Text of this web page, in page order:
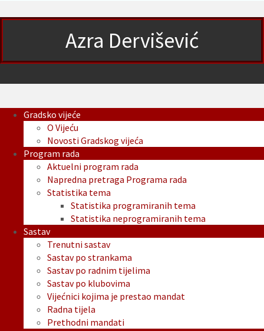
Azra Dervišević
Gradsko vijeće
O Vijeću
Novosti Gradskog vijeća
Program rada
Aktuelni program rada
Napredna pretraga Programa rada
Statistika tema
Statistika programiranih tema
Statistika neprogramiranih tema
Sastav
Trenutni sastav
Sastav po strankama
Sastav po radnim tijelima
Sastav po klubovima
Vijećnici kojima je prestao mandat
Radna tijela
Prethodni mandati